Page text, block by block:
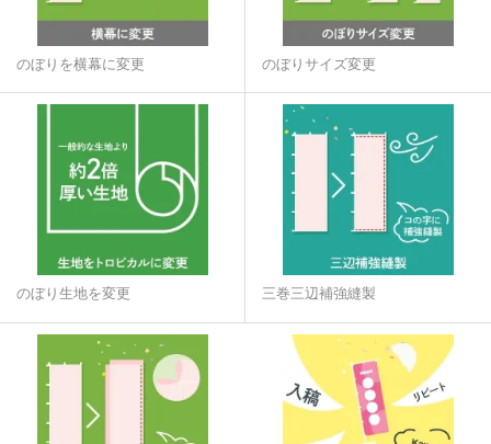
のぼりを横幕に変更 のぼりサイズ変更
のぼり生地を変更 三巻三辺補強縫製